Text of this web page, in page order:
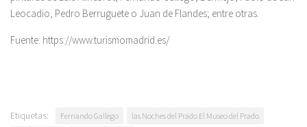
Leocadio, Pedro Berruguete o Juan de Flandes; entre otras.
Fuente: https://www.turismomadrid.es/
Etiquetas: Fernando Gallego
las Noches del Prado El Museo del Prado